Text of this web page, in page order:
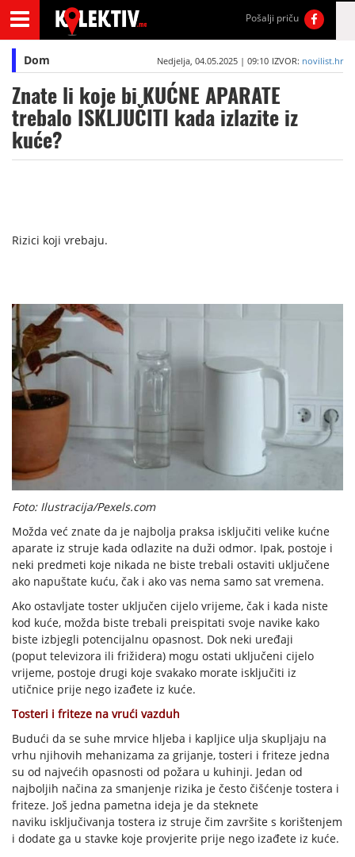
Pošalji priču
Dom Nedjelja, 04.05.2025 | 09:10 IZVOR: novilist.hr
Znate li koje bi KUĆNE APARATE
trebalo ISKLJUČITI kada izlazite iz
kuće?
Rizici koji vrebaju.
Foto: Ilustracija/Pexels.com
Možda već znate da je najbolja praksa isključiti velike kućne
aparate iz struje kada odlazite na duži odmor. Ipak, postoje i
neki predmeti koje nikada ne biste trebali ostaviti uključene
ako napuštate kuću, čak i ako vas nema samo sat vremena.
Ako ostavljate toster uključen cijelo vrijeme, čak i kada niste
kod kuće, možda biste trebali preispitati svoje navike kako
biste izbjegli potencijalnu opasnost. Dok neki uređaji
(poput televizora ili frižidera) mogu ostati uključeni cijelo
vrijeme, postoje drugi koje svakako morate isključiti iz
utičnice prije nego izađete iz kuće.
Tosteri i friteze na vrući vazduh
Budući da se suhe mrvice hljeba i kapljice ulja skupljaju na
vrhu njihovih mehanizama za grijanje, tosteri i friteze jedna
su od najvećih opasnosti od požara u kuhinji. Jedan od
najboljih načina za smanjenje rizika je često čišćenje tostera i
friteze. Još jedna pametna ideja je da steknete
naviku isključivanja tostera iz struje čim završite s korištenjem
i dodate ga u stavke koje provjerite prije nego izađete iz kuće.